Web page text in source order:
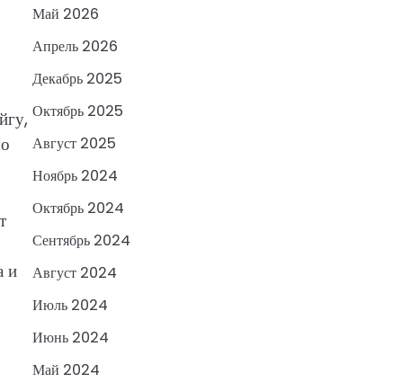
и
Май 2026
Апрель 2026
Декабрь 2025
Октябрь 2025
Август 2025
Ноябрь 2024
Октябрь 2024
Сентябрь 2024
Август 2024
Июль 2024
Июнь 2024
Май 2024